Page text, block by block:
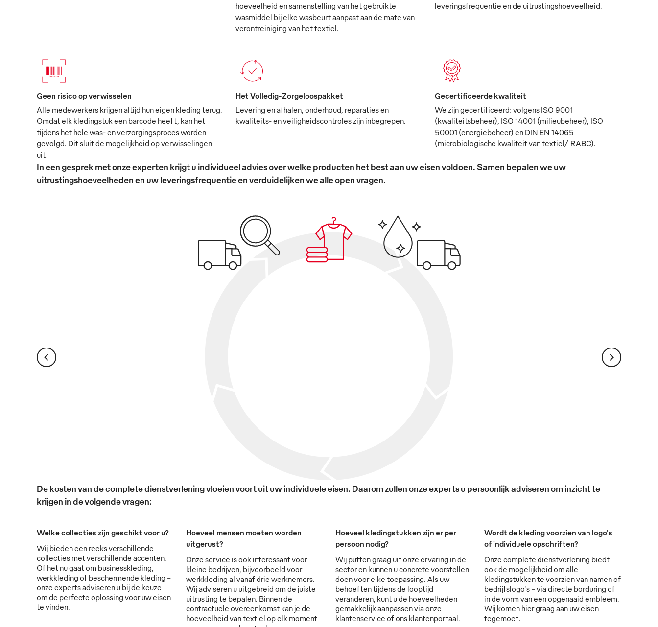
hoeveelheid en samenstelling van het gebruikte
wasmiddel bij elke wasbeurt aanpast aan de mate van
verontreiniging van het textiel.
leveringsfrequentie en de uitrustingshoeveelheid.
Geen risico op verwisselen
Alle medewerkers krijgen altijd hun eigen kleding terug.
Omdat elk kledingstuk een barcode heeft, kan het
tijdens het hele was- en verzorgingsproces worden
gevolgd. Dit sluit de mogelijkheid op verwisselingen
uit.
Het Volledig-Zorgeloospakket
Levering en afhalen, onderhoud, reparaties en
kwaliteits- en veiligheidscontroles zijn inbegrepen.
Gecertificeerde kwaliteit
We zijn gecertificeerd: volgens ISO 9001
(kwaliteitsbeheer), ISO 14001 (milieubeheer), ISO
50001 (energiebeheer) en DIN EN 14065
(microbiologische kwaliteit van textiel/ RABC).
In een gesprek met onze experten krijgt u individueel advies over welke producten het best aan uw eisen voldoen. Samen bepalen we uw
uitrustingshoeveelheden en uw leveringsfrequentie en verduidelijken we alle open vragen.
De kosten van de complete dienstverlening vloeien voort uit uw individuele eisen. Daarom zullen onze experts u persoonlijk adviseren om inzicht te
krijgen in de volgende vragen:
Welke collecties zijn geschikt voor u?
Wij bieden een reeks verschillende
collecties met verschillende accenten.
Of het nu gaat om businesskleding,
werkkleding of beschermende kleding -
onze experts adviseren u bij de keuze
om de perfecte oplossing voor uw eisen
te vinden.
Hoeveel mensen moeten worden
uitgerust?
Onze service is ook interessant voor
kleine bedrijven, bijvoorbeeld voor
werkkleding al vanaf drie werknemers.
Wij adviseren u uitgebreid om de juiste
uitrusting te bepalen. Binnen de
contractuele overeenkomst kan je de
hoeveelheid van textiel op elk moment
Hoeveel kledingstukken zijn er per
persoon nodig?
Wij putten graag uit onze ervaring in de
sector en kunnen u concrete voorstellen
doen voor elke toepassing. Als uw
behoeften tijdens de looptijd
veranderen, kunt u de hoeveelheden
gemakkelijk aanpassen via onze
klantenservice of ons klantenportaal.
Wordt de kleding voorzien van logo's
of individuele opschriften?
Onze complete dienstverlening biedt
ook de mogelijkheid om alle
kledingstukken te voorzien van namen of
bedrijfslogo's - via directe borduring of
in de vorm van een opgenaaid embleem.
Wij komen hier graag aan uw eisen
tegemoet.